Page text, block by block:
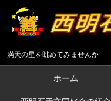
満天の星を眺めてみませんか
ホーム